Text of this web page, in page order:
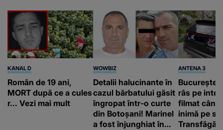
KANAL D
Român de 19 ani,
MORT după ce a cules
r... Vezi mai mult
WOWBIZ
Detalii halucinante în
cazul bărbatului găsit
îngropat într-o curte
din Botoșani! Marinel
a fost înjunghiat în
ANTENA 3
râs pe
filmat când
inimă pe